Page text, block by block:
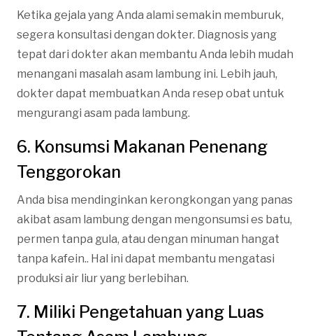
Ketika gejala yang Anda alami semakin memburuk,
segera konsultasi dengan dokter. Diagnosis yang
tepat dari dokter akan membantu Anda lebih mudah
menangani masalah asam lambung ini. Lebih jauh,
dokter dapat membuatkan Anda resep obat untuk
mengurangi asam pada lambung.
6. Konsumsi Makanan Penenang
Tenggorokan
Anda bisa mendinginkan kerongkongan yang panas
akibat asam lambung dengan mengonsumsi es batu,
permen tanpa gula, atau dengan minuman hangat
tanpa kafein.. Hal ini dapat membantu mengatasi
produksi air liur yang berlebihan.
7. Miliki Pengetahuan yang Luas